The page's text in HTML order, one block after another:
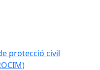
protecció civil